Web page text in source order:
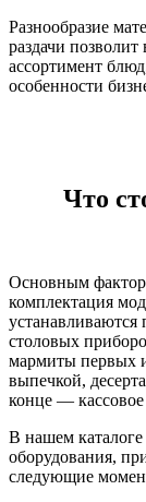
Разнообразие
раздачи
ассортимент
особенности
Что
Основным
комплектация
устанавливаются
столовых
мармиты первых
выпечкой,
конце — кассовое
В нашем
оборудования,
следующие